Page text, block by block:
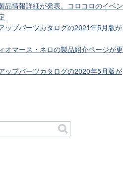
品情報詳細が発表。コロコロのイベン
ップパーツカタログの2021年5月版が
オマース・ネロの製品紹介ページが更
ップパーツカタログの2020年5月版が